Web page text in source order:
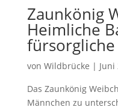
Zaunkönig
Heimliche
von Wildbrücke | Juni
Das Zaunkönig
Männchen zu